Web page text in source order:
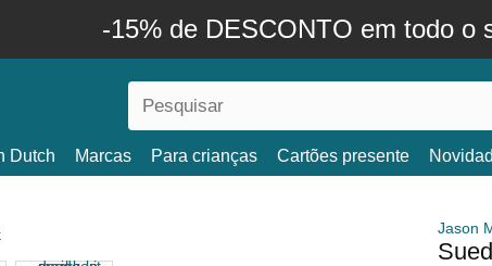
-15% de DESCONTO em todo o
Dutch Marcas Para crianças Cartões presente
Jason